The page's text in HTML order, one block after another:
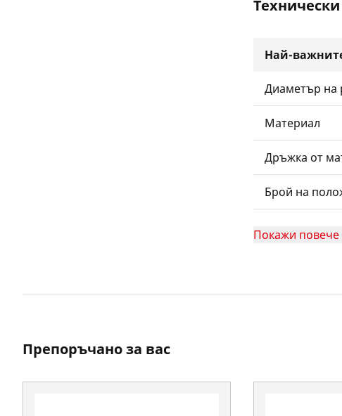
Най-
Диаметър на
Материал
Дръжка от
Брой на
Покажи повече
Препоръчано за вас